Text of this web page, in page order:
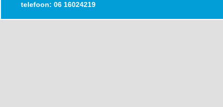
telefoon: 06 16024219